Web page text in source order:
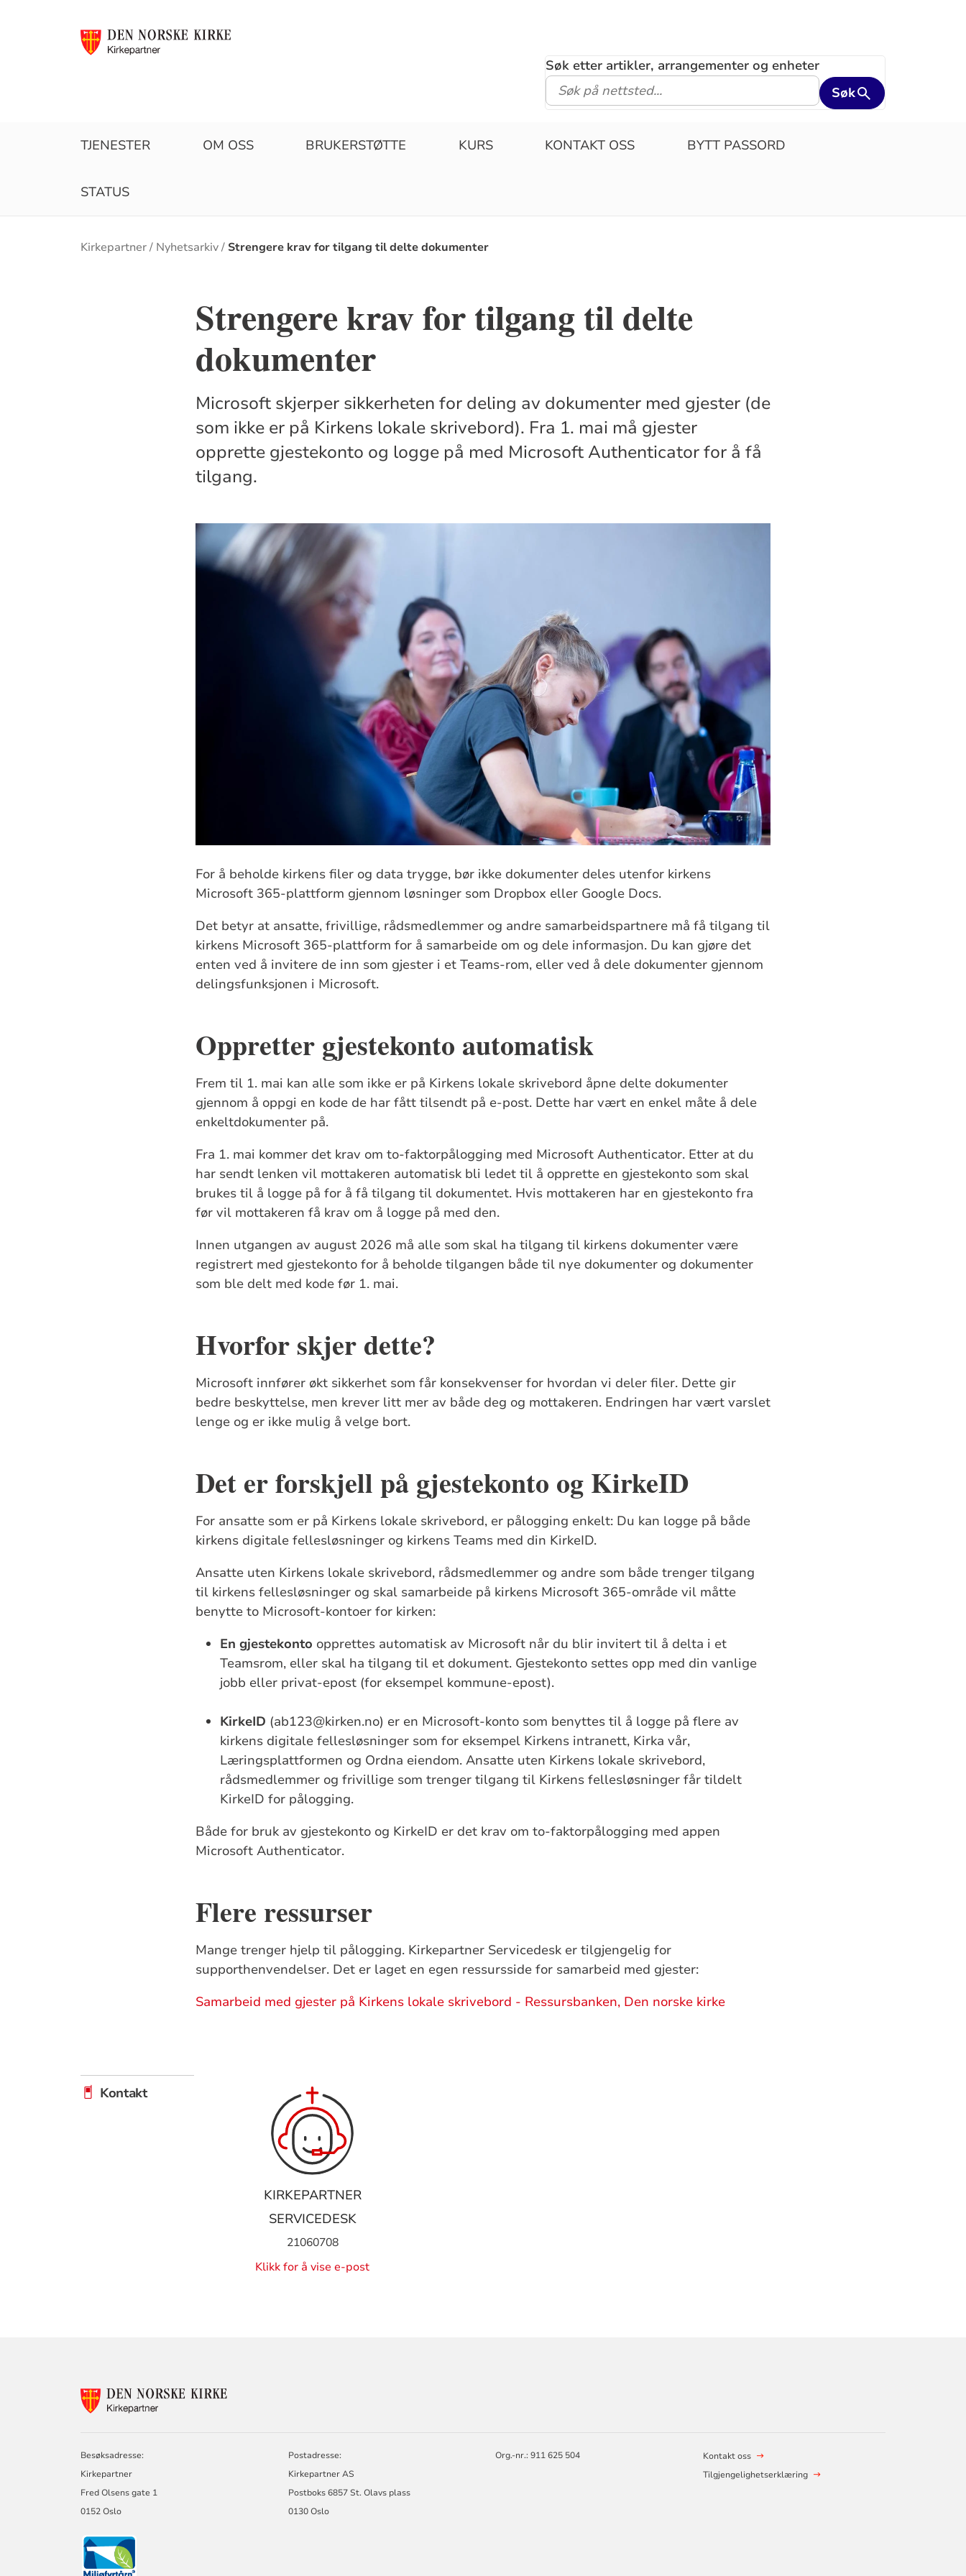
Søk etter artikler, arrangementer og enheter
Søk
TJENESTER OM OSS BRUKERSTØTTE KURS KONTAKT OSS BYTT PASSORD
STATUS
Brødsmulesti
Kirkepartner Nyhetsarkiv Strengere krav for tilgang til delte dokumenter
Strengere krav for tilgang til delte
dokumenter
Microsoft skjerper sikkerheten for deling av dokumenter med gjester (de
som ikke er på Kirkens lokale skrivebord). Fra 1. mai må gjester
opprette gjestekonto og logge på med Microsoft Authenticator for å få
tilgang.
For å beholde kirkens filer og data trygge, bør ikke dokumenter deles utenfor kirkens
Microsoft 365-plattform gjennom løsninger som Dropbox eller Google Docs.
Det betyr at ansatte, frivillige, rådsmedlemmer og andre samarbeidspartnere må få tilgang til
kirkens Microsoft 365-plattform for å samarbeide om og dele informasjon. Du kan gjøre det
enten ved å invitere de inn som gjester i et Teams-rom, eller ved å dele dokumenter gjennom
delingsfunksjonen i Microsoft.
Oppretter gjestekonto automatisk
Frem til 1. mai kan alle som ikke er på Kirkens lokale skrivebord åpne delte dokumenter
gjennom å oppgi en kode de har fått tilsendt på e-post. Dette har vært en enkel måte å dele
enkeltdokumenter på.
Fra 1. mai kommer det krav om to-faktorpålogging med Microsoft Authenticator. Etter at du
har sendt lenken vil mottakeren automatisk bli ledet til å opprette en gjestekonto som skal
brukes til å logge på for å få tilgang til dokumentet. Hvis mottakeren har en gjestekonto fra
før vil mottakeren få krav om å logge på med den.
Innen utgangen av august 2026 må alle som skal ha tilgang til kirkens dokumenter være
registrert med gjestekonto for å beholde tilgangen både til nye dokumenter og dokumenter
som ble delt med kode før 1. mai.
Hvorfor skjer dette?
Microsoft innfører økt sikkerhet som får konsekvenser for hvordan vi deler filer. Dette gir
bedre beskyttelse, men krever litt mer av både deg og mottakeren. Endringen har vært varslet
lenge og er ikke mulig å velge bort.
Det er forskjell på gjestekonto og KirkeID
For ansatte som er på Kirkens lokale skrivebord, er pålogging enkelt: Du kan logge på både
kirkens digitale fellesløsninger og kirkens Teams med din KirkeID.
Ansatte uten Kirkens lokale skrivebord, rådsmedlemmer og andre som både trenger tilgang
til kirkens fellesløsninger og skal samarbeide på kirkens Microsoft 365-område vil måtte
benytte to Microsoft-kontoer for kirken:
En gjestekonto opprettes automatisk av Microsoft når du blir invitert til å delta i et
Teamsrom, eller skal ha tilgang til et dokument. Gjestekonto settes opp med din vanlige
jobb eller privat-epost (for eksempel kommune-epost).
KirkeID (ab123@kirken.no) er en Microsoft-konto som benyttes til å logge på flere av
kirkens digitale fellesløsninger som for eksempel Kirkens intranett, Kirka vår,
Læringsplattformen og Ordna eiendom. Ansatte uten Kirkens lokale skrivebord,
rådsmedlemmer og frivillige som trenger tilgang til Kirkens fellesløsninger får tildelt
KirkeID for pålogging.
Både for bruk av gjestekonto og KirkeID er det krav om to-faktorpålogging med appen
Microsoft Authenticator.
Flere ressurser
Mange trenger hjelp til pålogging. Kirkepartner Servicedesk er tilgjengelig for
supporthenvendelser. Det er laget en egen ressursside for samarbeid med gjester:
Samarbeid med gjester på Kirkens lokale skrivebord - Ressursbanken, Den norske kirke
Kontakt
KIRKEPARTNER
SERVICEDESK
21060708
Klikk for å vise e-post
Besøksadresse:
Kirkepartner
Fred Olsens gate 1
0152 Oslo
Postadresse:
Kirkepartner AS
Postboks 6857 St. Olavs plass
0130 Oslo
Org.-nr.: 911 625 504
Kontakt oss
Tilgjengelighetserklæring